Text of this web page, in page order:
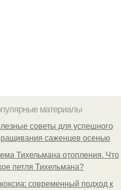
материалы
советы для успешного
саженцев осенью
Тихельмана отопления. Что
петля Тихельмана?
современный подход к